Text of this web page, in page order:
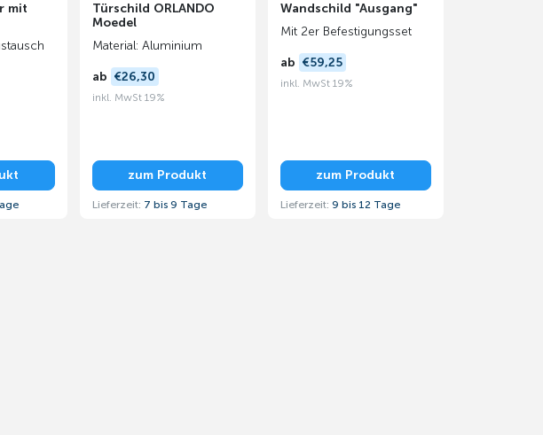
mit
Türschild ORLANDO
Moedel
Material: Aluminium
ab €26,30
inkl. MwSt 19%
zum Produkt
Lieferzeit: 7 bis 9 Tage
Wandschild "Ausgang"
Mit 2er Befestigungsset
ab €59,25
inkl. MwSt 19%
zum Produkt
Lieferzeit: 9 bis 12 Tage